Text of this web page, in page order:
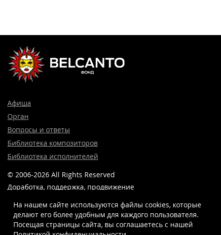
Афиша
Орган
Вопросы и ответы
Библиотека композиторов
Библиотека исполнителей
© 2006-2026 All Rights Reserved
Доработка, поддержка, продвижение
На нашем сайте используются файлы cookies, которые
делают его более удобным для каждого пользователя.
Посещая страницы сайта, вы соглашаетесь c нашей